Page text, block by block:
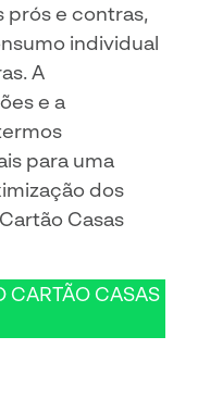
prós e contras,
individual
A
e a
para uma
dos
Casas
CARTÃO CASAS